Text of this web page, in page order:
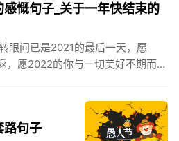
慨句子_关于一年快结束的
眼间已是2021的最后一天，愿
，愿2022的你与一切美好不期而
路句子